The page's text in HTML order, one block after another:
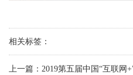
相关标签：
上一篇： 2019第五届中国“互联网